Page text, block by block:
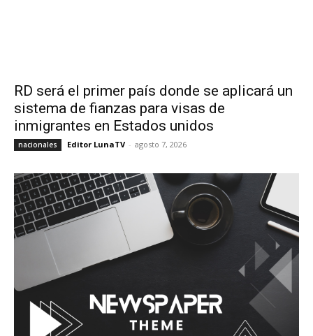
RD será el primer país donde se aplicará un
sistema de fianzas para visas de
inmigrantes en Estados unidos
nacionales Editor LunaTV - agosto 7, 2026